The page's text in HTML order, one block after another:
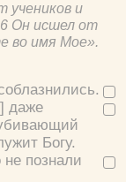
учеников и
Он исшел от
во имя Мое».
] даже
Богу.
не познали